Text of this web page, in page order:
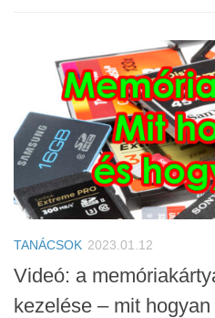
TANÁCSOK 2023.01.12
Videó: a
kezelése – mit